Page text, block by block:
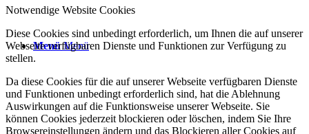
Menü Menü
Notwendige Website Cookies
Diese Cookies sind unbedingt erforderlich, um Ihnen die auf unserer
Webseite verfügbaren Dienste und Funktionen zur Verfügung zu
stellen.
Da diese Cookies für die auf unserer Webseite verfügbaren Dienste
und Funktionen unbedingt erforderlich sind, hat die Ablehnung
Auswirkungen auf die Funktionsweise unserer Webseite. Sie
können Cookies jederzeit blockieren oder löschen, indem Sie Ihre
Browsereinstellungen ändern und das Blockieren aller Cookies auf